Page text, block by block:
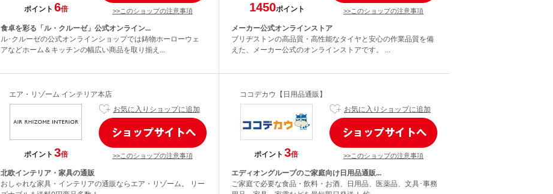
ポイント 6倍 >>このショップの注意事項
食卓を彩る「ル・クルーゼ」公式オンライン...
ル･クルーゼの公式オンラインショップでは鋳物ホーローウェ
アなどホーム＆キッチンの幅広い商品を取り揃え...
1450ポイント >>このショップの注意事項
メーカー公式オンラインストア
ブリヂストンの高品質・高性能なタイヤと安心の作業品質を備
えた、メーカー公式のオンラインストアです。 ...
エア・リゾーム インテリア本店
ポイント 3倍
お気に入りショップに追加
>>このショップの注意事項
北欧インテリア・家具の通販
おしゃれな家具・インテリアの通販ならエア・リゾーム。 リー
ココデカウ【日用品通販】
ポイント 3倍
お気に入りショップに追加
>>このショップの注意事項
エディオングループのご家庭向け日用品通販...
ご家庭で必要な食品・飲料・お酒、日用品、医薬品、文具･事務